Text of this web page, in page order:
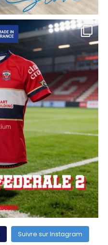
Suivre sur Instagram